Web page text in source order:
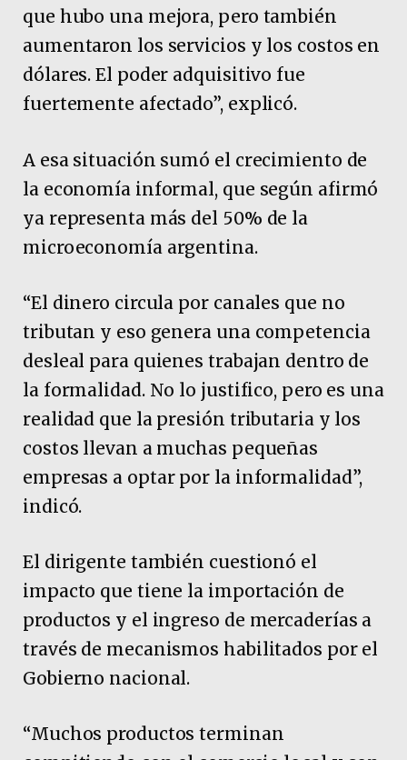
que hubo una mejora, pero también
aumentaron los servicios y los costos en
dólares. El poder adquisitivo fue
fuertemente afectado”, explicó.
A esa situación sumó el crecimiento de
la economía informal, que según afirmó
ya representa más del 50% de la
microeconomía argentina.
“El dinero circula por canales que no
tributan y eso genera una competencia
desleal para quienes trabajan dentro de
la formalidad. No lo justifico, pero es una
realidad que la presión tributaria y los
costos llevan a muchas pequeñas
empresas a optar por la informalidad”,
indicó.
El dirigente también cuestionó el
impacto que tiene la importación de
productos y el ingreso de mercaderías a
través de mecanismos habilitados por el
Gobierno nacional.
“Muchos productos terminan